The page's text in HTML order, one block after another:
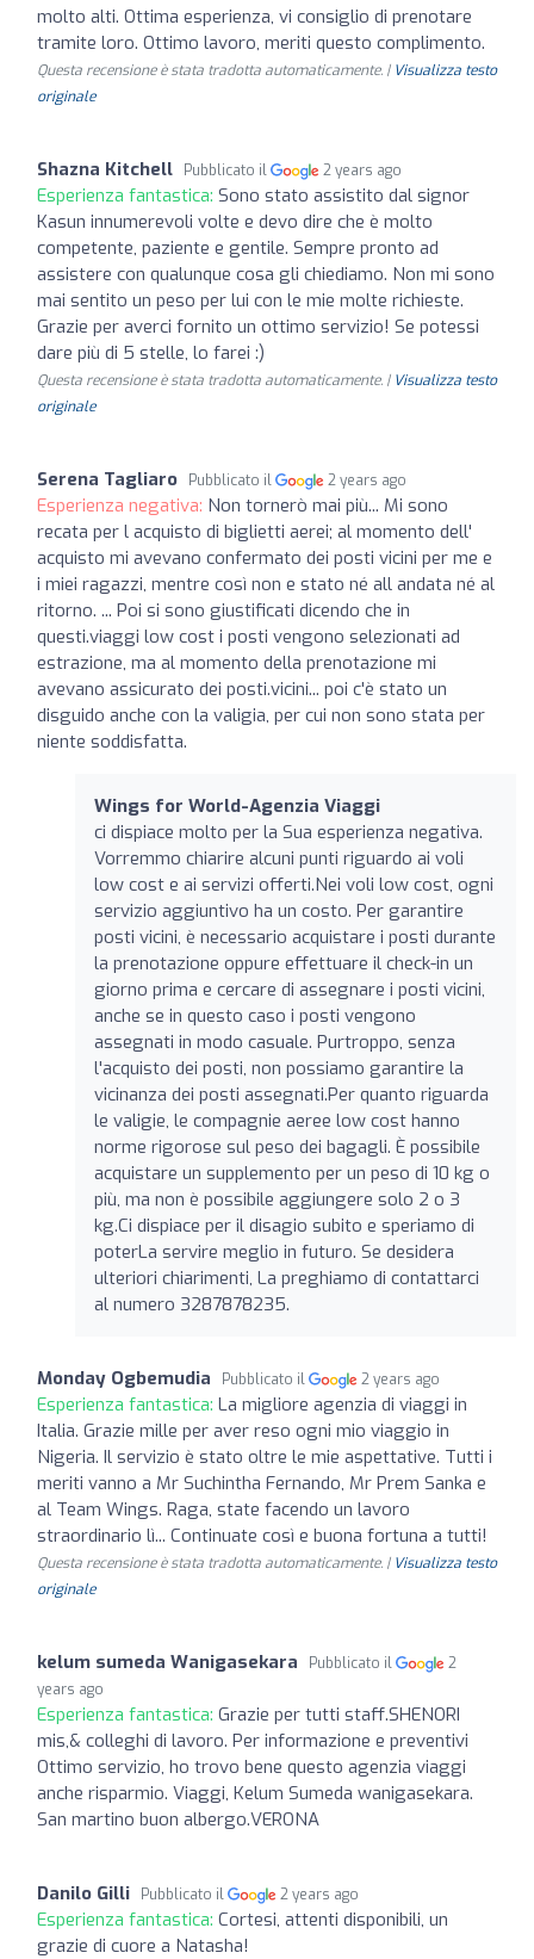
molto alti. Ottima esperienza, vi consiglio di prenotare
tramite loro. Ottimo lavoro, meriti questo complimento.
Questa recensione è stata tradotta automaticamente. | Visualizza testo
originale
Shazna Kitchell Pubblicato il 2 years ago
Esperienza fantastica: Sono stato assistito dal signor
Kasun innumerevoli volte e devo dire che è molto
competente, paziente e gentile. Sempre pronto ad
assistere con qualunque cosa gli chiediamo. Non mi sono
mai sentito un peso per lui con le mie molte richieste.
Grazie per averci fornito un ottimo servizio! Se potessi
dare più di 5 stelle, lo farei :)
Questa recensione è stata tradotta automaticamente. | Visualizza testo
originale
Serena Tagliaro Pubblicato il 2 years ago
Esperienza negativa: Non tornerò mai più... Mi sono
recata per l acquisto di biglietti aerei; al momento dell'
acquisto mi avevano confermato dei posti vicini per me e
i miei ragazzi, mentre così non e stato né all andata né al
ritorno. ... Poi si sono giustificati dicendo che in
questi.viaggi low cost i posti vengono selezionati ad
estrazione, ma al momento della prenotazione mi
avevano assicurato dei posti.vicini... poi c'è stato un
disguido anche con la valigia, per cui non sono stata per
niente soddisfatta.
Wings for World-Agenzia Viaggi
ci dispiace molto per la Sua esperienza negativa.
Vorremmo chiarire alcuni punti riguardo ai voli
low cost e ai servizi offerti.Nei voli low cost, ogni
servizio aggiuntivo ha un costo. Per garantire
posti vicini, è necessario acquistare i posti durante
la prenotazione oppure effettuare il check-in un
giorno prima e cercare di assegnare i posti vicini,
anche se in questo caso i posti vengono
assegnati in modo casuale. Purtroppo, senza
l'acquisto dei posti, non possiamo garantire la
vicinanza dei posti assegnati.Per quanto riguarda
le valigie, le compagnie aeree low cost hanno
norme rigorose sul peso dei bagagli. È possibile
acquistare un supplemento per un peso di 10 kg o
più, ma non è possibile aggiungere solo 2 o 3
kg.Ci dispiace per il disagio subito e speriamo di
poterLa servire meglio in futuro. Se desidera
ulteriori chiarimenti, La preghiamo di contattarci
al numero 3287878235.
Monday Ogbemudia Pubblicato il 2 years ago
Esperienza fantastica: La migliore agenzia di viaggi in
Italia. Grazie mille per aver reso ogni mio viaggio in
Nigeria. Il servizio è stato oltre le mie aspettative. Tutti i
meriti vanno a Mr Suchintha Fernando, Mr Prem Sanka e
al Team Wings. Raga, state facendo un lavoro
straordinario lì... Continuate così e buona fortuna a tutti!
Questa recensione è stata tradotta automaticamente. | Visualizza testo
originale
kelum sumeda Wanigasekara Pubblicato il
2
years ago
Esperienza fantastica: Grazie per tutti staff.SHENORI
mis,& colleghi di lavoro. Per informazione e preventivi
Ottimo servizio, ho trovo bene questo agenzia viaggi
anche risparmio. Viaggi, Kelum Sumeda wanigasekara.
San martino buon albergo.VERONA
Danilo Gilli Pubblicato il 2 years ago
Esperienza fantastica: Cortesi, attenti disponibili, un
grazie di cuore a Natasha!